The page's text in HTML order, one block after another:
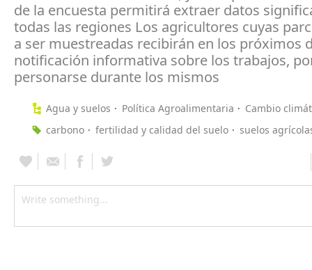
de la encuesta permitirá extraer datos
todas las regiones Los agricultores cuyas
a ser muestreadas recibirán en los próximos
notificación informativa sobre los trabajos,
personarse durante los mismos
Agua y suelos Política Agroalimentaria
Cambio
carbono
fertilidad y calidad del suelo suelos